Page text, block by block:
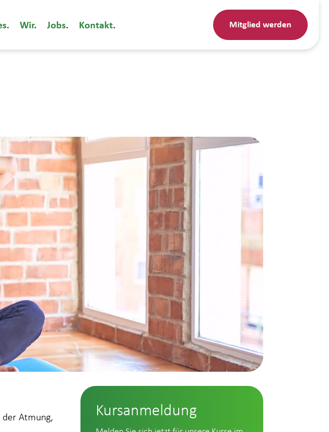
Wir Jobs Kontakt Mitglied werden
der Atmung,
Kursanmeldung